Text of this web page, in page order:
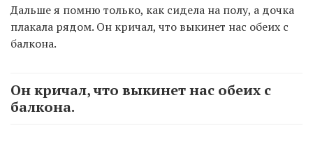
Дальше я помню только, как сидела на полу, а дочка
плакала рядом. Он кричал, что выкинет нас обеих с
балкона.
Он кричал, что выкинет нас обеих с
балкона.